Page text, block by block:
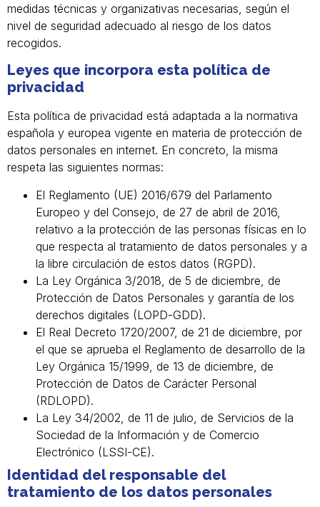
medidas técnicas y organizativas necesarias, según el
nivel de seguridad adecuado al riesgo de los datos
recogidos.
Leyes que incorpora esta política de
privacidad
Esta política de privacidad está adaptada a la normativa
española y europea vigente en materia de protección de
datos personales en internet. En concreto, la misma
respeta las siguientes normas:
El Reglamento (UE) 2016/679 del Parlamento
Europeo y del Consejo, de 27 de abril de 2016,
relativo a la protección de las personas físicas en lo
que respecta al tratamiento de datos personales y a
la libre circulación de estos datos (RGPD).
La Ley Orgánica 3/2018, de 5 de diciembre, de
Protección de Datos Personales y garantía de los
derechos digitales (LOPD-GDD).
El Real Decreto 1720/2007, de 21 de diciembre, por
el que se aprueba el Reglamento de desarrollo de la
Ley Orgánica 15/1999, de 13 de diciembre, de
Protección de Datos de Carácter Personal
(RDLOPD).
La Ley 34/2002, de 11 de julio, de Servicios de la
Sociedad de la Información y de Comercio
Electrónico (LSSI-CE).
Identidad del responsable del
tratamiento de los datos personales